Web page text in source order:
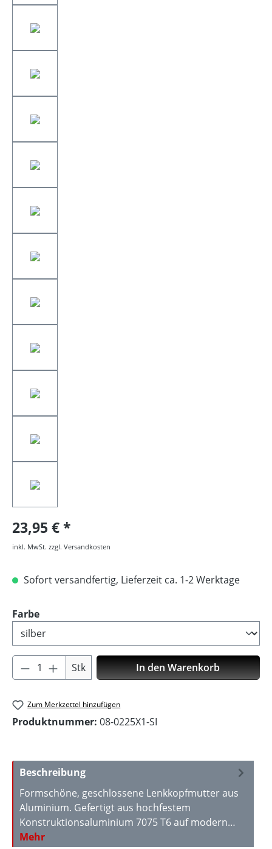
23,95 €
inkl. MwSt. zzgl. Versandkosten
Sofort versandfertig, Lieferzeit ca. 1-2 Werktage
Farbeauswählen
Produkt Anzahl: Gib den gewünschten
Stk In den Warenkorb
Zum Merkzettel hinzufügen
Produktnummer: 08-0225X1-SI
Beschreibung
Formschöne, geschlossene Lenkkopfmutter aus
Aluminium. Gefertigt aus hochfestem
Konstruktionsaluminium 7075 T6 auf modern…
Mehr